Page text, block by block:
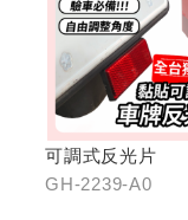
可調式反光片
GH-2239-A0